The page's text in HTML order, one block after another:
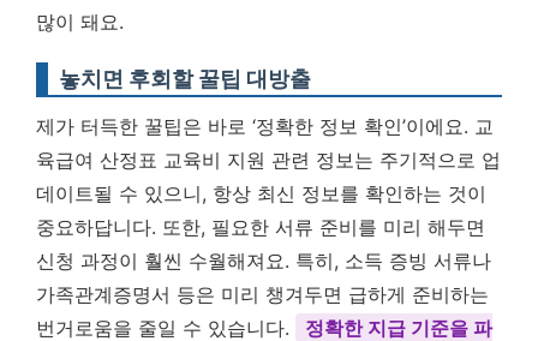
많이 돼요.
놓치면 후회할 꿀팁 대방출
제가 터득한 꿀팁은 바로 ‘정확한 정보 확인’이에요. 교
육급여 산정표 교육비 지원 관련 정보는 주기적으로 업
데이트될 수 있으니, 항상 최신 정보를 확인하는 것이
중요하답니다. 또한, 필요한 서류 준비를 미리 해두면
신청 과정이 훨씬 수월해져요. 특히, 소득 증빙 서류나
가족관계증명서 등은 미리 챙겨두면 급하게 준비하는
번거로움을 줄일 수 있습니다.
정확한 지급 기준을 파